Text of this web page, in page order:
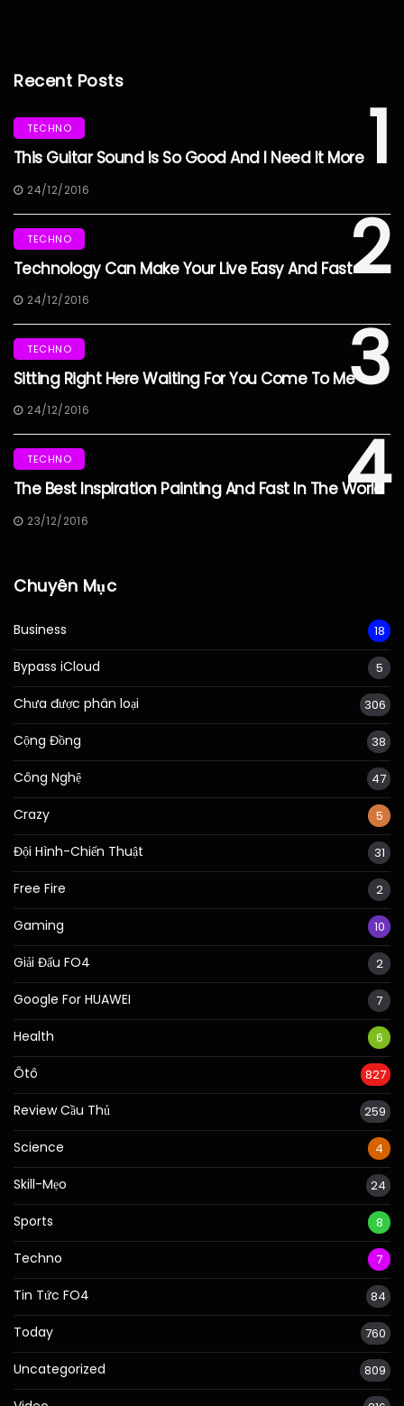
Recent Posts
1
TECHNO
This Guitar Sound Is So Good And I Need It More
24/12/2016
2
TECHNO
Technology Can Make Your Live Easy And Fast
24/12/2016
3
TECHNO
Sitting Right Here Waiting For You Come To Me
24/12/2016
4
TECHNO
The Best Inspiration Painting And Fast In The World
23/12/2016
Chuyên Mục
Business 18
Bypass iCloud 5
Chưa được phân loại 306
Cộng Đồng 38
Công Nghệ 47
Crazy 5
Đội Hình-Chiến Thuật 31
Free Fire 2
Gaming 10
Giải Đấu FO4 2
Google For HUAWEI 7
Health 6
Ôtô 827
Review Cầu Thủ 259
Science 4
Skill-Mẹo 24
Sports 8
Techno 7
Tin Tức FO4 84
Today 760
Uncategorized 809